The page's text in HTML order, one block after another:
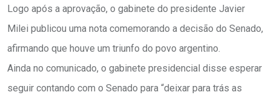
Logo após a aprovação, o gabinete do presidente Javier
Milei publicou uma nota comemorando a decisão do Senado,
afirmando que houve um triunfo do povo argentino.
Ainda no comunicado, o gabinete presidencial disse esperar
seguir contando com o Senado para “deixar para trás as